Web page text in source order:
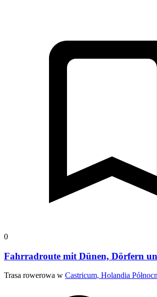
0
Fahrradroute mit Dünen, Dörfern
Trasa rowerowa w Castricum, Holandia